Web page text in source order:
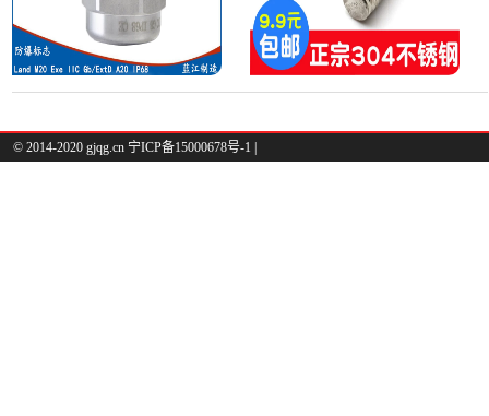
© 2014-2020 gjqg.cn 宁ICP备15000678号-1 |